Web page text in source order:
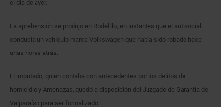
el día de ayer.
La aprehensión se produjo en Rodelillo, en instantes que el antisocial
conducía un vehículo marca Volkswagen que había sido robado hace
unas horas atrás.
El imputado, quien contaba con antecedentes por los delitos de
homicidio y Amenazas, quedó a disposición del Juzgado de Garantía de
Valparaíso para ser formalizado.